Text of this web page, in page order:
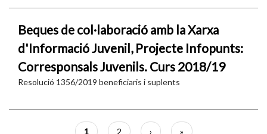
Beques de col·laboració amb la Xarxa
d'Informació Juvenil, Projecte Infopunts:
Corresponsals Juvenils. Curs 2018/19
Resolució 1356/2019 beneficiaris i suplents
Pàgina
1 Pàgina
2
Pàgina
›
Última
»